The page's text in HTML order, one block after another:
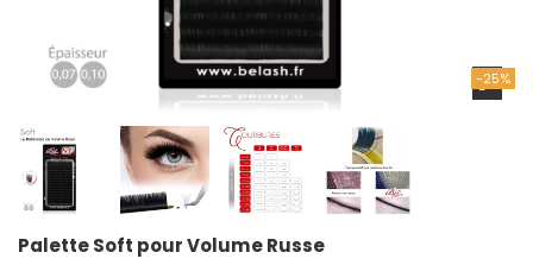
-25%
Palette Soft pour Volume Russe